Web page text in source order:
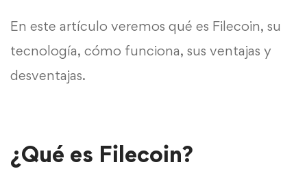
En este artículo veremos qué es Filecoin, su
tecnología, cómo funciona, sus ventajas y
desventajas.
¿Qué es Filecoin?